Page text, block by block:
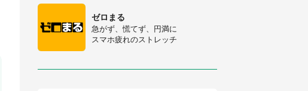
ゼロまる
急がず、慌てず、円満に
スマホ疲れのストレッチ